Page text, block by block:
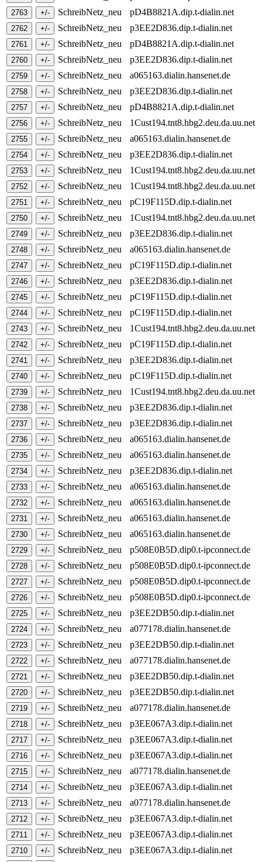
SchreibNetz_neu
pD4B8821A.dip.t-dialin.net
SchreibNetz_neu
p3EE2D836.dip.t-dialin.net
SchreibNetz_neu
pD4B8821A.dip.t-dialin.net
SchreibNetz_neu
p3EE2D836.dip.t-dialin.net
SchreibNetz_neu
a065163.dialin.hansenet.de
SchreibNetz_neu
p3EE2D836.dip.t-dialin.net
SchreibNetz_neu
pD4B8821A.dip.t-dialin.net
SchreibNetz_neu
1Cust194.tnt8.hbg2.deu.da.uu.net
SchreibNetz_neu
a065163.dialin.hansenet.de
SchreibNetz_neu
p3EE2D836.dip.t-dialin.net
SchreibNetz_neu
1Cust194.tnt8.hbg2.deu.da.uu.net
SchreibNetz_neu
1Cust194.tnt8.hbg2.deu.da.uu.net
SchreibNetz_neu
pC19F115D.dip.t-dialin.net
SchreibNetz_neu
1Cust194.tnt8.hbg2.deu.da.uu.net
SchreibNetz_neu
p3EE2D836.dip.t-dialin.net
SchreibNetz_neu
a065163.dialin.hansenet.de
SchreibNetz_neu
pC19F115D.dip.t-dialin.net
SchreibNetz_neu
p3EE2D836.dip.t-dialin.net
SchreibNetz_neu
pC19F115D.dip.t-dialin.net
SchreibNetz_neu
pC19F115D.dip.t-dialin.net
SchreibNetz_neu
1Cust194.tnt8.hbg2.deu.da.uu.net
SchreibNetz_neu
pC19F115D.dip.t-dialin.net
SchreibNetz_neu
p3EE2D836.dip.t-dialin.net
SchreibNetz_neu
pC19F115D.dip.t-dialin.net
SchreibNetz_neu
1Cust194.tnt8.hbg2.deu.da.uu.net
SchreibNetz_neu
p3EE2D836.dip.t-dialin.net
SchreibNetz_neu
p3EE2D836.dip.t-dialin.net
SchreibNetz_neu
a065163.dialin.hansenet.de
SchreibNetz_neu
a065163.dialin.hansenet.de
SchreibNetz_neu
p3EE2D836.dip.t-dialin.net
SchreibNetz_neu
a065163.dialin.hansenet.de
SchreibNetz_neu
a065163.dialin.hansenet.de
SchreibNetz_neu
a065163.dialin.hansenet.de
SchreibNetz_neu
a065163.dialin.hansenet.de
SchreibNetz_neu
p508E0B5D.dip0.t-ipconnect.de
SchreibNetz_neu
p508E0B5D.dip0.t-ipconnect.de
SchreibNetz_neu
p508E0B5D.dip0.t-ipconnect.de
SchreibNetz_neu
p508E0B5D.dip0.t-ipconnect.de
SchreibNetz_neu
p3EE2DB50.dip.t-dialin.net
SchreibNetz_neu
a077178.dialin.hansenet.de
SchreibNetz_neu
p3EE2DB50.dip.t-dialin.net
SchreibNetz_neu
a077178.dialin.hansenet.de
SchreibNetz_neu
p3EE2DB50.dip.t-dialin.net
SchreibNetz_neu
p3EE2DB50.dip.t-dialin.net
SchreibNetz_neu
a077178.dialin.hansenet.de
SchreibNetz_neu
p3EE067A3.dip.t-dialin.net
SchreibNetz_neu
p3EE067A3.dip.t-dialin.net
SchreibNetz_neu
p3EE067A3.dip.t-dialin.net
SchreibNetz_neu
a077178.dialin.hansenet.de
SchreibNetz_neu
p3EE067A3.dip.t-dialin.net
SchreibNetz_neu
a077178.dialin.hansenet.de
SchreibNetz_neu
p3EE067A3.dip.t-dialin.net
SchreibNetz_neu
p3EE067A3.dip.t-dialin.net
SchreibNetz_neu
p3EE067A3.dip.t-dialin.net